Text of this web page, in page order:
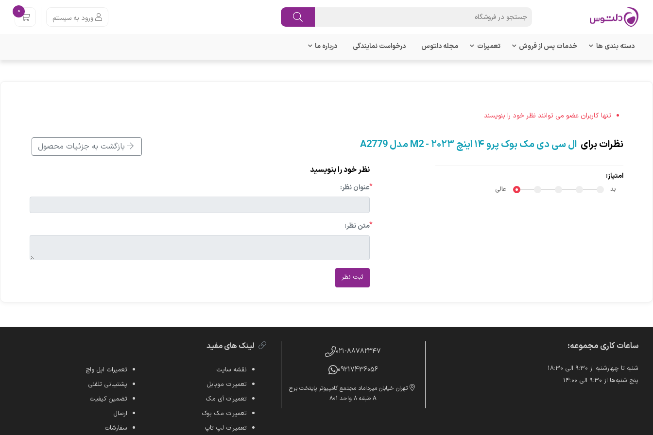
ورود به سیستم
0
دسته بندی ها خدمات پس از فروش تعمیرات مجله دلتوس درخواست نمایندگی درباره ما
تنها کاربران عضو می توانند نظر خود را بنویسند
نظرات برای ال سی دی مک بوک پرو ۱۴ اینچ ۲۰۲۳ - M2 مدل A2779 بازگشت به جزئیات محصول
امتیاز:
بد عالی
نظر خود را بنویسید
عنوان نظر:*
متن نظر:*
ثبت نظر
ساعات کاری مجموعه:
شنبه تا چهارشنبه از ۹:۳۰ الی ۱۸:۳۰
پنج شنبه‌ها از ۹:۳۰ الی ۱۴:۰۰
۰۲۱-۸۸۷۸۲۳۴۷
09217436056
تهران خیابان میرداماد مجتمع کامپیوتر پایتخت برج
A طبقه 8 واحد 801
لینک های مفید
نقشه سایت
تعمیرات موبایل
تعمیرات آی مک
تعمیرات مک بوک
تعمیرات لپ تاپ
تعمیرات اپل واچ
پشتیبانی تلفنی
تضمین کیفیت
ارسال
سفارشات